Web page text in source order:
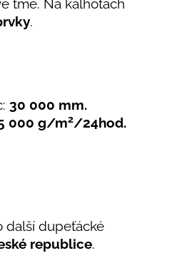
tmě. Na kalhotách
.
30 000 mm.
000 g/m2/24hod.
další dupeťácké
republice.